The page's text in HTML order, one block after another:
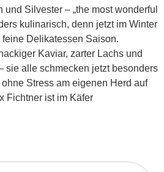
Silvester – „the most wonderful
kulinarisch, denn jetzt im Winter
Delikatessen Saison.
Kaviar, zarter Lachs und
sie alle schmecken jetzt besonders
Stress am eigenen Herd auf
Fichtner ist im Käfer